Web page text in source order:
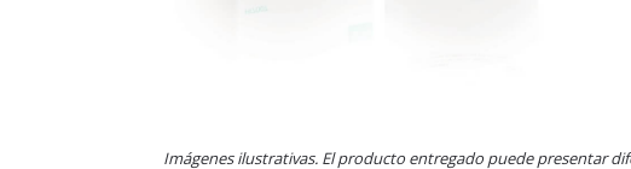
Imágenes ilustrativas. El producto entregado puede presentar